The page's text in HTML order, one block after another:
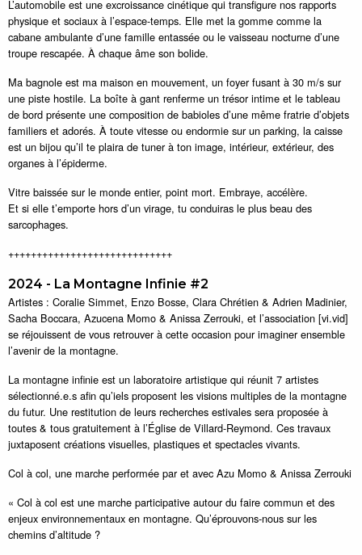
L’automobile est une excroissance cinétique qui transfigure nos rapports
physique et sociaux à l’espace-temps. Elle met la gomme comme la
cabane ambulante d’une famille entassée ou le vaisseau nocturne d’une
troupe rescapée. À chaque âme son bolide.
Ma bagnole est ma maison en mouvement, un foyer fusant à 30 m/s sur
une piste hostile. La boîte à gant renferme un trésor intime et le tableau
de bord présente une composition de babioles d’une même fratrie d’objets
familiers et adorés. À toute vitesse ou endormie sur un parking, la caisse
est un bijou qu’il te plaira de tuner à ton image, intérieur, extérieur, des
organes à l’épiderme.
Vitre baissée sur le monde entier, point mort. Embraye, accélère.
Et si elle t’emporte hors d’un virage, tu conduiras le plus beau des
sarcophages.
+++++++++++++++++++++++++++++
2024 - La Montagne Infinie #2
Artistes : Coralie Simmet, Enzo Bosse, Clara Chrétien & Adrien Madinier,
Sacha Boccara, Azucena Momo & Anissa Zerrouki, et l’association [vi.vid]
se réjouissent de vous retrouver à cette occasion pour imaginer ensemble
l’avenir de la montagne.
La montagne infinie est un laboratoire artistique qui réunit 7 artistes
sélectionné.e.s afin qu’iels proposent les visions multiples de la montagne
du futur. Une restitution de leurs recherches estivales sera proposée à
toutes & tous gratuitement à l’Église de Villard-Reymond. Ces travaux
juxtaposent créations visuelles, plastiques et spectacles vivants.
Col à col, une marche performée par et avec Azu Momo & Anissa Zerrouki
« Col à col est une marche participative autour du faire commun et des
enjeux environnementaux en montagne. Qu’éprouvons-nous sur les
chemins d’altitude ?